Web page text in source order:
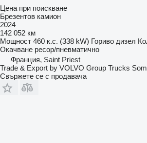
Цена при поискване
Брезентов камион
2024
142 052 км
Мощност 460 к.с. (338 kW) Гориво дизел
Окачване ресор/пневматично
Франция, Saint Priest
Trade & Export by VOLVO Group Trucks
Свържете се с продавача